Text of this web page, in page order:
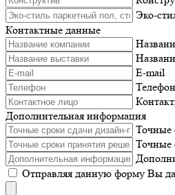
Эко-
Контактные данные
E-mail
Телефон
Дополнительная информация
Точные
Точные
Отправляя данную форму Вы